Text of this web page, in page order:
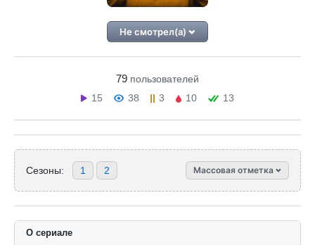
Не смотрел(а)
79 пользователей
15
38 3 10 13
Сезоны: 1 2 Массовая отметка
О сериале